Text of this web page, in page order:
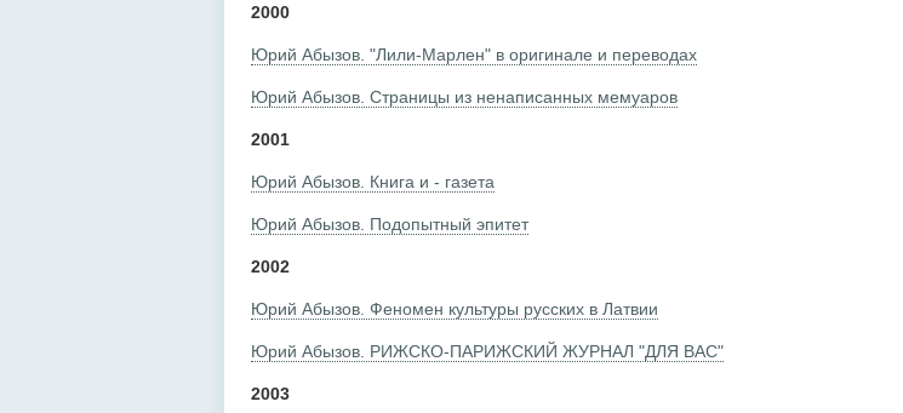
2000
Юрий Абызов. "Лили-Марлен" в оригинале и переводах
Юрий Абызов. Страницы из ненаписанных мемуаров
2001
Юрий Абызов. Книга и - газета
Юрий Абызов. Подопытный эпитет
2002
Юрий Абызов. Феномен культуры русских в Латвии
Юрий Абызов. РИЖСКО-ПАРИЖСКИЙ ЖУРНАЛ "ДЛЯ ВАС"
2003